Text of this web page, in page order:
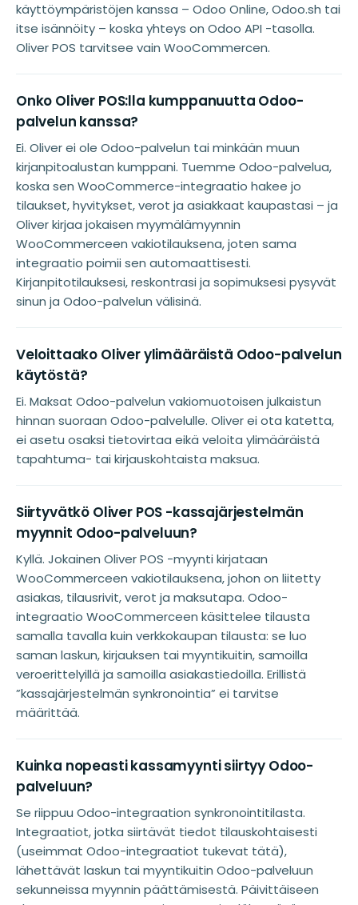
käyttöympäristöjen kanssa – Odoo Online, Odoo.sh tai
itse isännöity – koska yhteys on Odoo API -tasolla.
Oliver POS tarvitsee vain WooCommercen.
Onko Oliver POS:lla kumppanuutta Odoo-
palvelun kanssa?
Ei. Oliver ei ole Odoo-palvelun tai minkään muun
kirjanpitoalustan kumppani. Tuemme Odoo-palvelua,
koska sen WooCommerce-integraatio hakee jo
tilaukset, hyvitykset, verot ja asiakkaat kaupastasi – ja
Oliver kirjaa jokaisen myymälämyynnin
WooCommerceen vakiotilauksena, joten sama
integraatio poimii sen automaattisesti.
Kirjanpitotilauksesi, reskontrasi ja sopimuksesi pysyvät
sinun ja Odoo-palvelun välisinä.
Veloittaako Oliver ylimääräistä Odoo-palvelun
käytöstä?
Ei. Maksat Odoo-palvelun vakiomuotoisen julkaistun
hinnan suoraan Odoo-palvelulle. Oliver ei ota katetta,
ei asetu osaksi tietovirtaa eikä veloita ylimääräistä
tapahtuma- tai kirjauskohtaista maksua.
Siirtyvätkö Oliver POS -kassajärjestelmän
myynnit Odoo-palveluun?
Kyllä. Jokainen Oliver POS -myynti kirjataan
WooCommerceen vakiotilauksena, johon on liitetty
asiakas, tilausrivit, verot ja maksutapa. Odoo-
integraatio WooCommerceen käsittelee tilausta
samalla tavalla kuin verkkokaupan tilausta: se luo
saman laskun, kirjauksen tai myyntikuitin, samoilla
veroerittelyillä ja samoilla asiakastiedoilla. Erillistä
”kassajärjestelmän synkronointia” ei tarvitse
määrittää.
Kuinka nopeasti kassamyynti siirtyy Odoo-
palveluun?
Se riippuu Odoo-integraation synkronointitilasta.
Integraatiot, jotka siirtävät tiedot tilauskohtaisesti
(useimmat Odoo-integraatiot tukevat tätä),
lähettävät laskun tai myyntikuitin Odoo-palveluun
sekunneissa myynnin päättämisestä. Päivittäiseen